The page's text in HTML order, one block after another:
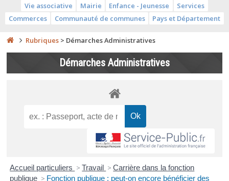
Vie associative Mairie Enfance - Jeunesse
Services
Commerces
Communauté de communes Pays et Département
Rubriques > Démarches Administratives
Démarches Administratives
Accueil particuliers > Travail > Carrière dans la fonction
publique > Fonction publique : peut-on encore bénéficier des